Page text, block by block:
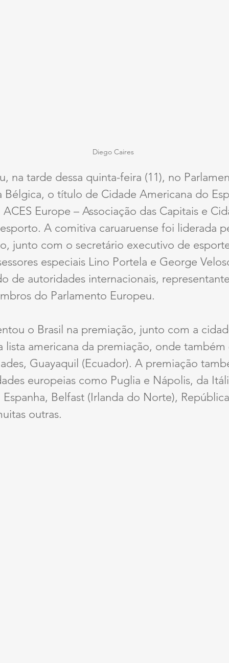
Diego Caires
na tarde dessa quinta-feira (11), no
Bélgica, o título de Cidade Americana do
Europe – Associação das Capitais e
A comitiva caruaruense foi liderada
junto com o secretário executivo de
especiais Lino Portela e George
de autoridades internacionais,
do Parlamento Europeu.
o Brasil na premiação, junto com a
lista americana da premiação, onde também
Guayaquil (Ecuador). A premiação
europeias como Puglia e Nápolis, da
Belfast (Irlanda do Norte),
outras.